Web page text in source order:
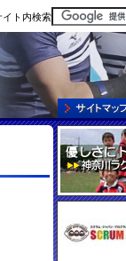
イト内検索